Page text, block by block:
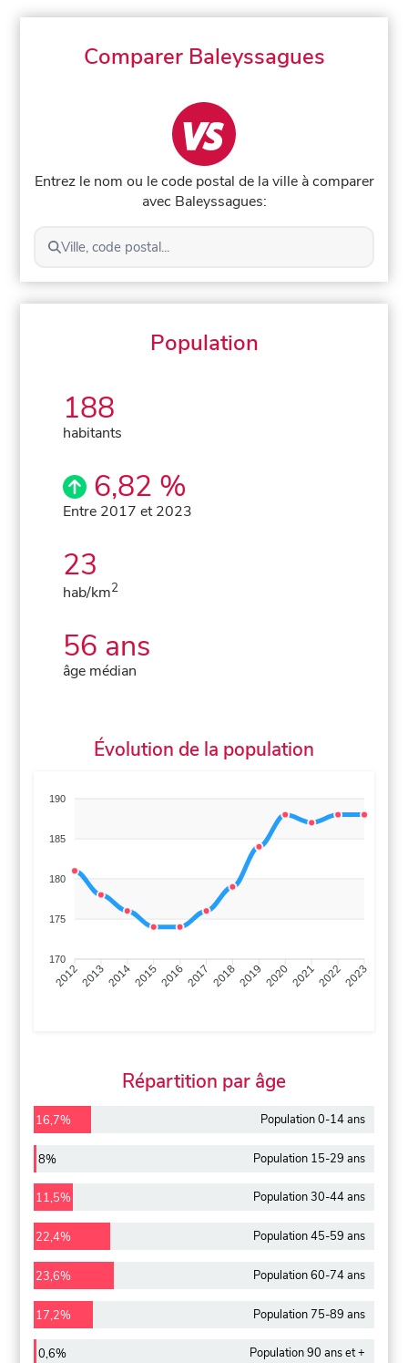
Comparer Baleyssagues
Entrez le nom ou le code postal de la ville à comparer
avec Baleyssagues:
Ville, code postal...
Population
188
habitants
6,82 %
Entre 2017 et 2023
23
hab/km2
56 ans
âge médian
Évolution de la population
190
185
180
175
170
201220132014201520162017 20182019 2020202120222023
Répartition par âge
16,7% Population 0-14 ans
8% Population 15-29 ans
11,5% Population 30-44 ans
22,4% Population 45-59 ans
23,6% Population 60-74 ans
17,2% Population 75-89 ans
0,6% Population 90 ans et +